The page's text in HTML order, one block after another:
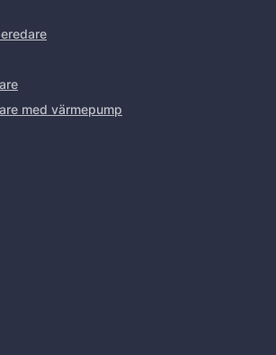
med värmepump